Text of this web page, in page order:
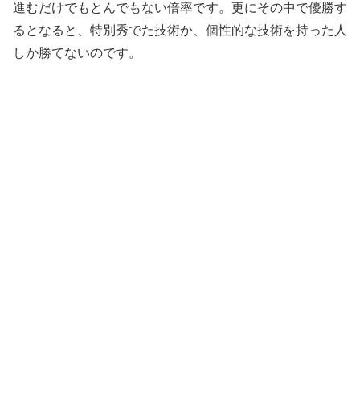
進むだけでもとんでもない倍率です。更にその中で優勝す
るとなると、特別秀でた技術か、個性的な技術を持った人
しか勝てないのです。